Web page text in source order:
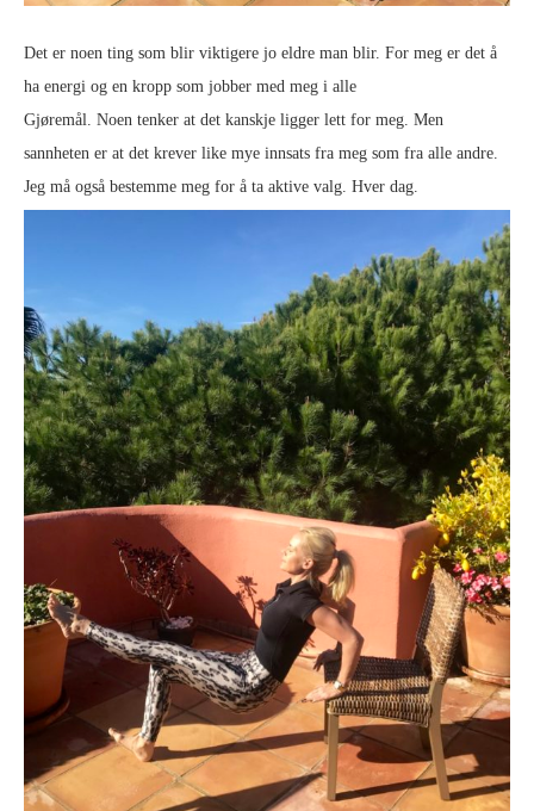
Det er noen ting som blir viktigere jo eldre man blir. For meg er det å
ha energi og en kropp som jobber med meg i alle
Gjøremål. Noen tenker at det kanskje ligger lett for meg. Men
sannheten er at det krever like mye innsats fra meg som fra alle andre.
Jeg må også bestemme meg for å ta aktive valg. Hver dag.